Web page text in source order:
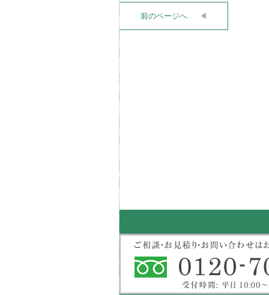
前のページへ ◀︎